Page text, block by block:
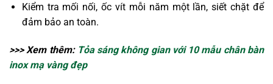
Kiểm tra mối nối, ốc vít mỗi năm một lần, siết chặt để
đảm bảo an toàn.
>>> Xem thêm: Tỏa sáng không gian với 10 mẫu chân bàn
inox mạ vàng đẹp